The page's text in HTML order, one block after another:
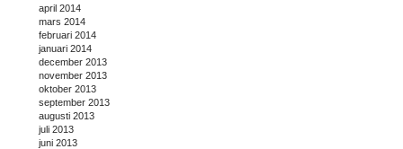
april 2014
mars 2014
februari 2014
januari 2014
december 2013
november 2013
oktober 2013
september 2013
augusti 2013
juli 2013
juni 2013